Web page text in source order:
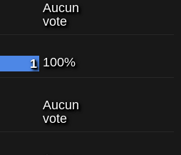
Aucun
vote
1 100%
Aucun
vote